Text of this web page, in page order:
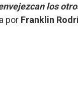
los
por Franklin